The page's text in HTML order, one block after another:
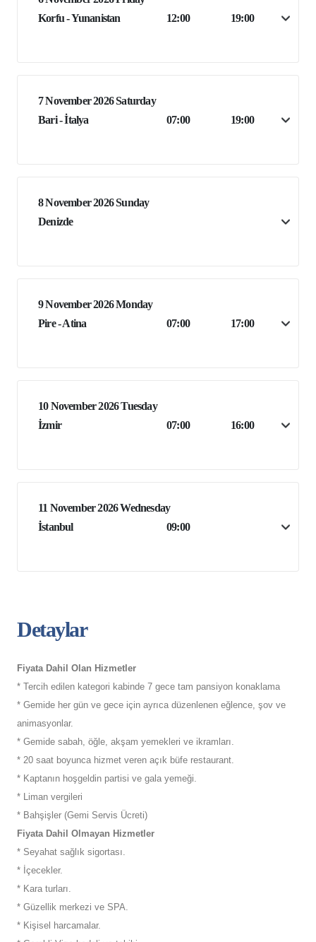
Korfu - Yunanistan
12:00 19:00
7 November 2026 Saturday
Bari - İtalya
07:00 19:00
8 November 2026 Sunday
Denizde
9 November 2026 Monday
Pire - Atina
07:00 17:00
10 November 2026 Tuesday
İzmir
07:00 16:00
11 November 2026 Wednesday
İstanbul
09:00
Detaylar
Fiyata Dahil Olan Hizmetler
* Tercih edilen kategori kabinde 7 gece tam pansiyon konaklama
* Gemide her gün ve gece için ayrıca düzenlenen eğlence, şov ve
animasyonlar.
* Gemide sabah, öğle, akşam yemekleri ve ikramları.
* 20 saat boyunca hizmet veren açık büfe restaurant.
* Kaptanın hoşgeldin partisi ve gala yemeği.
* Liman vergileri
* Bahşişler (Gemi Servis Ücreti)
Fiyata Dahil Olmayan Hizmetler
* Seyahat sağlık sigortası.
* İçecekler.
* Kara turları.
* Güzellik merkezi ve SPA.
* Kişisel harcamalar.